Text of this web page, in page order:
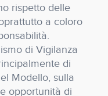
rispetto delle
a coloro
di Vigilanza
di
Modello, sulla
opportunità di